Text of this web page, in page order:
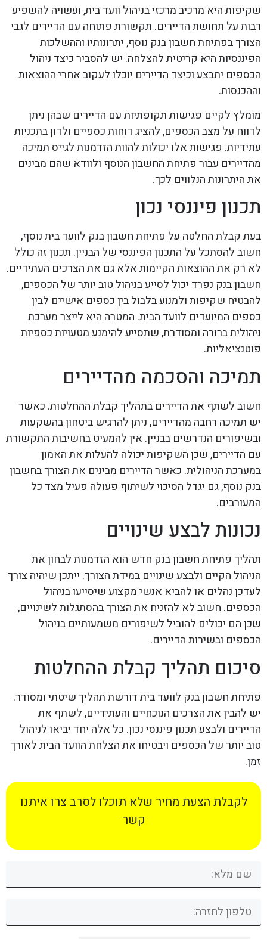
שקיפות היא מרכיב מרכזי בניהול וועד בית, ועשויה להשפיע
רבות על תחושת הדיירים. תקשורת פתוחה עם הדיירים לגבי
הצורך בפתיחת חשבון בנק נוסף, יתרונותיו וההשלכות
הפיננסיות היא קריטית להצלחה. יש להסביר כיצד ניהול
הכספים יתבצע וכיצד הדיירים יוכלו לעקוב אחרי ההוצאות
וההכנסות.
מומלץ לקיים פגישות תקופתיות עם הדיירים שבהן ניתן
לדווח על מצב הכספים, להציג דוחות כספיים ולדון בתכניות
עתידיות. פגישות אלו יכולות להוות הזדמנות לגייס תמיכה
מהדיירים עבור פתיחת החשבון הנוסף ולוודא שהם מבינים
את היתרונות הנלווים לכך.
תכנון פיננסי נכון
בעת קבלת החלטה על פתיחת חשבון בנק לוועד בית נוסף,
חשוב להסתכל על התכנון הפיננסי של הבניין. תכנון זה כולל
לא רק את ההוצאות הקיימות אלא גם את הצרכים העתידיים.
חשבון בנק נפרד יכול לסייע בניהול טוב יותר של הכספים,
להבטיח שקיפות ולמנוע בלבול בין כספים אישיים לבין
כספים המיועדים לוועד הבית. המטרה היא לייצר מערכת
ניהולית ברורה ומסודרת, שתסייע להימנע מטעויות כספיות
פוטנציאליות.
תמיכה והסכמה מהדיירים
חשוב לשתף את הדיירים בתהליך קבלת ההחלטות. כאשר
יש תמיכה רחבה מהדיירים, ניתן להרגיש ביטחון בהשקעות
ובשיפורים הנדרשים בבניין. אין להמעיט בחשיבות התקשורת
עם הדיירים, שכן השקיפות יכולה להעלות את האמון
במערכת הניהולית. כאשר הדיירים מבינים את הצורך בחשבון
בנק נוסף, גם יגדל הסיכוי לשיתוף פעולה פעיל מצד כל
המעורבים.
נכונות לבצע שינויים
תהליך פתיחת חשבון בנק חדש הוא הזדמנות לבחון את
הניהול הקיים ולבצע שינויים במידת הצורך. ייתכן שיהיה צורך
לעדכן נהלים או להביא אנשי מקצוע שיסייעו בניהול
הכספים. חשוב לא להזניח את הצורך בהסתגלות לשינויים,
שכן הם יכולים להוביל לשיפורים משמעותיים בניהול
הכספים ובשירות הדיירים.
סיכום תהליך קבלת ההחלטות
פתיחת חשבון בנק לוועד בית דורשת תהליך שיטתי ומסודר.
יש להבין את הצרכים הנוכחיים והעתידיים, לשתף את
הדיירים ולבצע תכנון פיננסי נכון. כל אלה יחד יביאו לניהול
טוב יותר של הכספים ויבטיחו את הצלחת הוועד הבית לאורך
זמן.
לקבלת הצעת מחיר שלא תוכלו לסרב צרו איתנו
קשר